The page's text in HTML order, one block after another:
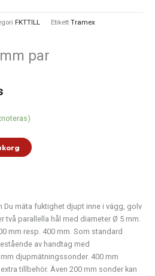
FKTTILL Etikett Tramex
par
mäta fuktighet djupt inne i vägg, golv
två parallella hål med diameter Ø 5 mm.
mm resp. 400 mm. Som standard
av handtag med
djupmätningssonder. 400 mm
tillbehör. Även 200 mm sonder kan